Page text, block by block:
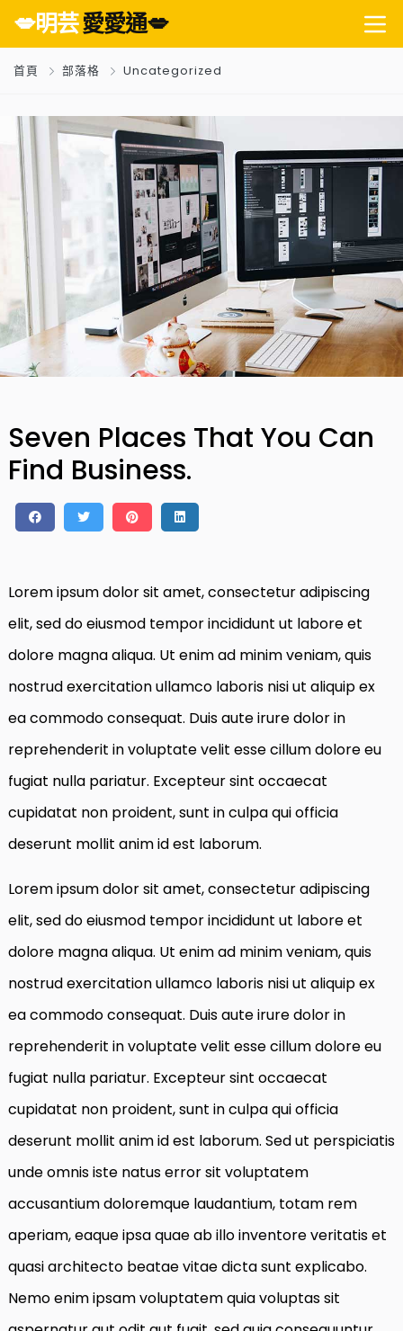
💋明芸愛愛通💋
首頁 部落格 Uncategorized
Seven Places That You Can
Find Business.
Lorem ipsum dolor sit amet, consectetur adipiscing
elit, sed do eiusmod tempor incididunt ut labore et
dolore magna aliqua. Ut enim ad minim veniam, quis
nostrud exercitation ullamco laboris nisi ut aliquip ex
ea commodo consequat. Duis aute irure dolor in
reprehenderit in voluptate velit esse cillum dolore eu
fugiat nulla pariatur. Excepteur sint occaecat
cupidatat non proident, sunt in culpa qui officia
deserunt mollit anim id est laborum.
Lorem ipsum dolor sit amet, consectetur adipiscing
elit, sed do eiusmod tempor incididunt ut labore et
dolore magna aliqua. Ut enim ad minim veniam, quis
nostrud exercitation ullamco laboris nisi ut aliquip ex
ea commodo consequat. Duis aute irure dolor in
reprehenderit in voluptate velit esse cillum dolore eu
fugiat nulla pariatur. Excepteur sint occaecat
cupidatat non proident, sunt in culpa qui officia
deserunt mollit anim id est laborum. Sed ut perspiciatis
unde omnis iste natus error sit voluptatem
accusantium doloremque laudantium, totam rem
aperiam, eaque ipsa quae ab illo inventore veritatis et
quasi architecto beatae vitae dicta sunt explicabo.
Nemo enim ipsam voluptatem quia voluptas sit